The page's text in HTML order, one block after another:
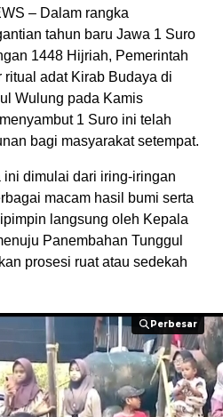
– Dalam rangka
tahun baru Jawa 1 Suro
1448 Hijriah, Pemerintah
ritual adat Kirab Budaya di
Wulung pada Kamis
1 Suro ini telah
bagi masyarakat setempat.
dimulai dari iring-iringan
macam hasil bumi serta
langsung oleh Kepala
Panembahan Tunggul
prosesi ruat atau sedekah
Perbesar
Perbesar